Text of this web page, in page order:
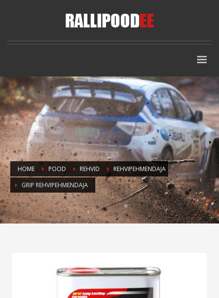
HOME POOD REHVID
REHVIPEHMENDAJA
GRIP REHVIPEHMENDAJA